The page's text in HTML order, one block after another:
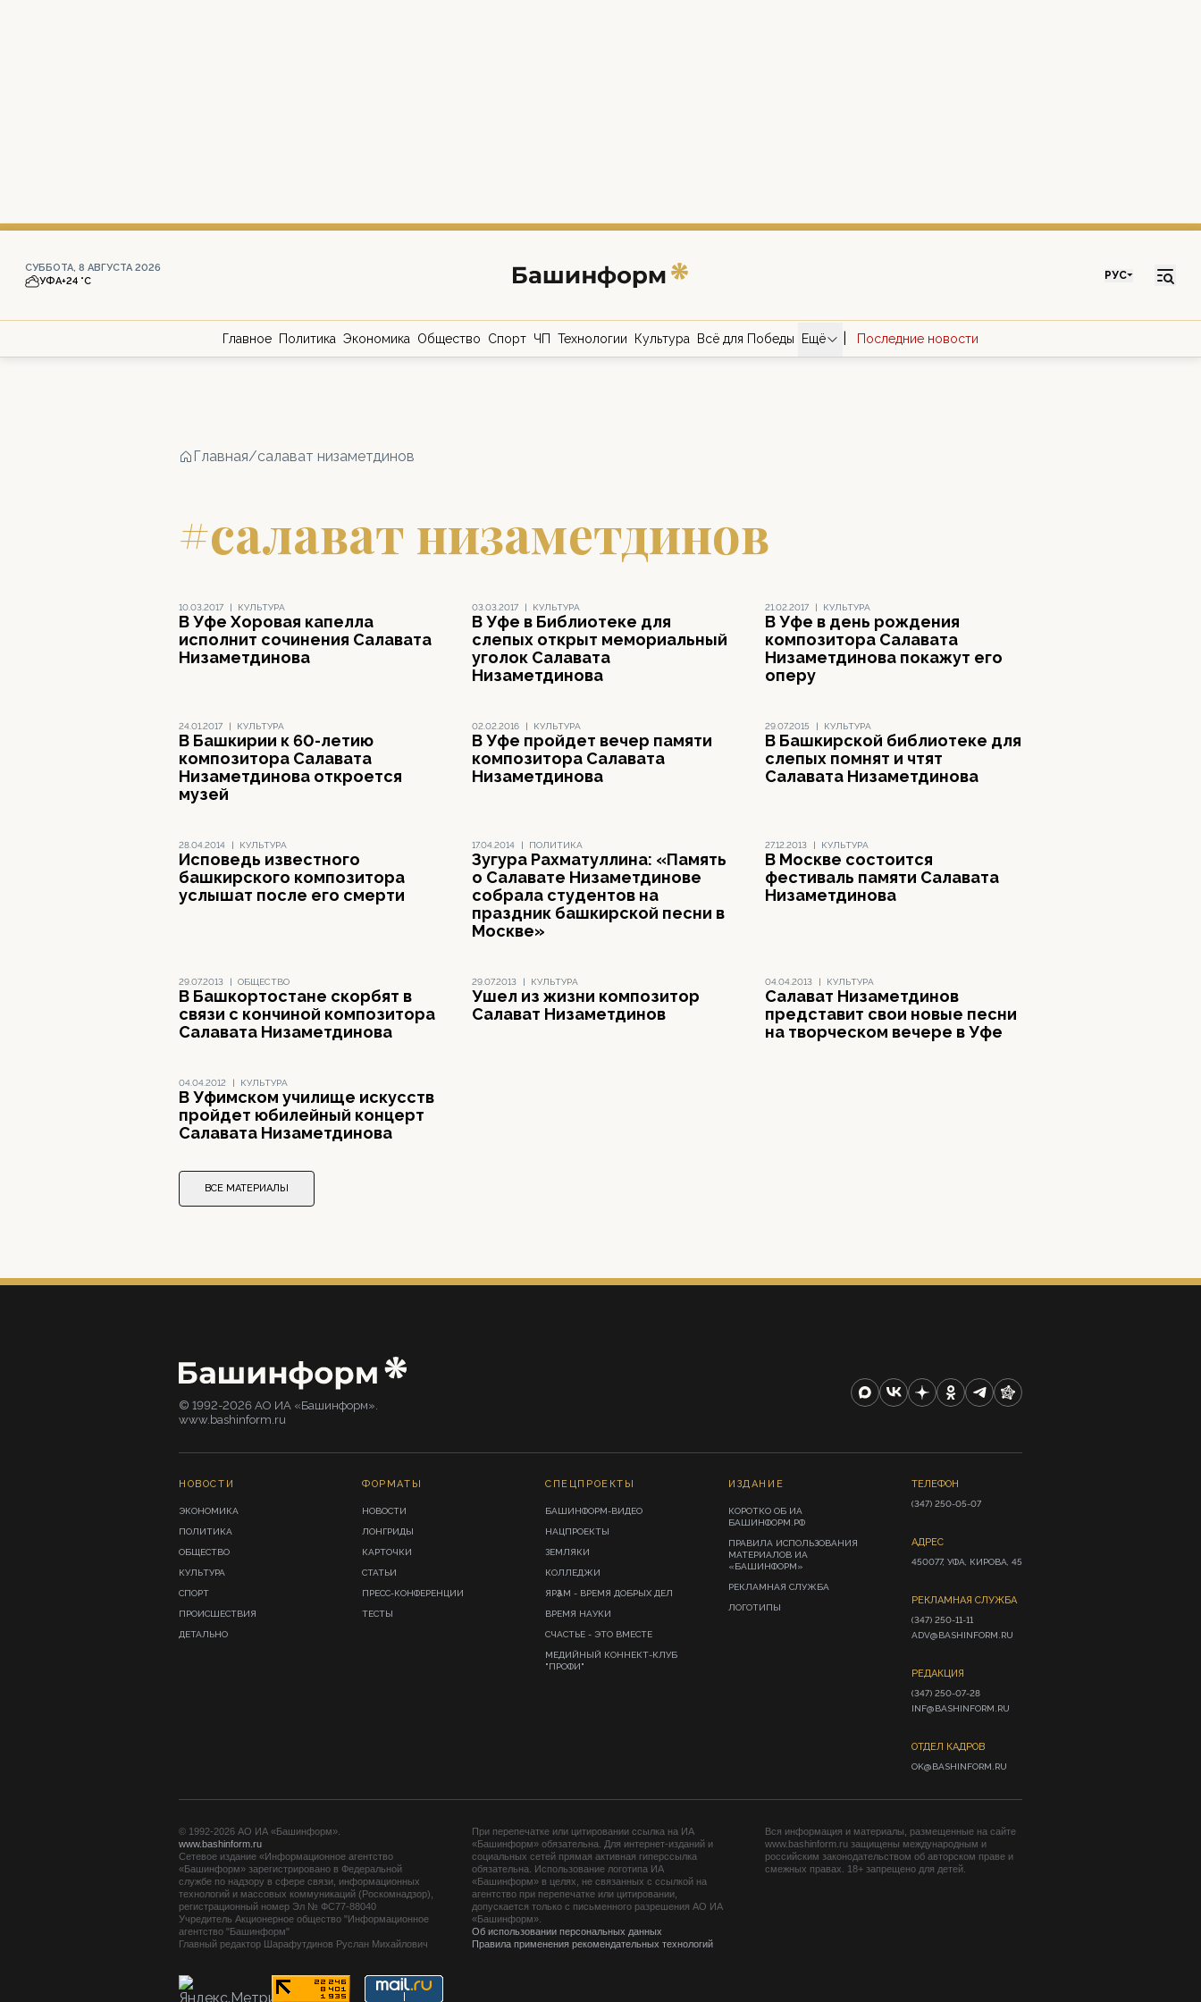
СУББОТА, 8 АВГУСТА 2026
УФА+24 °С РУС
Главное Политика Экономика Общество Спорт ЧП Технологии Культура Всё для Победы Ещё Последние новости
Главная/салават низаметдинов
#салават низаметдинов
10.03.2017 | КУЛЬТУРА
В Уфе Хоровая капелла
исполнит сочинения Салавата
Низаметдинова
03.03.2017 | КУЛЬТУРА
В Уфе в Библиотеке для
слепых открыт мемориальный
уголок Салавата
Низаметдинова
21.02.2017 | КУЛЬТУРА
В Уфе в день рождения
композитора Салавата
Низаметдинова покажут его
оперу
24.01.2017 | КУЛЬТУРА
В Башкирии к 60-летию
композитора Салавата
Низаметдинова откроется
музей
02.02.2016 | КУЛЬТУРА
В Уфе пройдет вечер памяти
композитора Салавата
Низаметдинова
29.07.2015 | КУЛЬТУРА
В Башкирской библиотеке для
слепых помнят и чтят
Салавата Низаметдинова
28.04.2014 | КУЛЬТУРА
Исповедь известного
башкирского композитора
услышат после его смерти
17.04.2014 | ПОЛИТИКА
Зугура Рахматуллина: «Память
о Салавате Низаметдинове
собрала студентов на
праздник башкирской песни в
Москве»
27.12.2013 | КУЛЬТУРА
В Москве состоится
фестиваль памяти Салавата
Низаметдинова
29.07.2013 | ОБЩЕСТВО
В Башкортостане скорбят в
связи с кончиной композитора
Салавата Низаметдинова
29.07.2013 | КУЛЬТУРА
Ушел из жизни композитор
Салават Низаметдинов
04.04.2013 | КУЛЬТУРА
Салават Низаметдинов
представит свои новые песни
на творческом вечере в Уфе
04.04.2012 | КУЛЬТУРА
В Уфимском училище искусств
пройдет юбилейный концерт
Салавата Низаметдинова
ВСЕ МАТЕРИАЛЫ
© 1992-2026 АО ИА «Башинформ».
www.bashinform.ru
НОВОСТИ
ЭКОНОМИКА
ПОЛИТИКА
ОБЩЕСТВО
КУЛЬТУРА
СПОРТ
ПРОИСШЕСТВИЯ
ДЕТАЛЬНО
ФОРМАТЫ
НОВОСТИ
ЛОНГРИДЫ
КАРТОЧКИ
СТАТЬИ
ПРЕСС-КОНФЕРЕНЦИИ
ТЕСТЫ
СПЕЦПРОЕКТЫ
БАШИНФОРМ-ВИДЕО
НАЦПРОЕКТЫ
ЗЕМЛЯКИ
КОЛЛЕДЖИ
ЯРҘАМ - ВРЕМЯ ДОБРЫХ ДЕЛ
ВРЕМЯ НАУКИ
СЧАСТЬЕ - ЭТО ВМЕСТЕ
МЕДИЙНЫЙ КОННЕКТ-КЛУБ
"ПРОФИ"
ИЗДАНИЕ
КОРОТКО ОБ ИА
БАШИНФОРМ.РФ
ПРАВИЛА ИСПОЛЬЗОВАНИЯ
МАТЕРИАЛОВ ИА
«БАШИНФОРМ»
РЕКЛАМНАЯ СЛУЖБА
ЛОГОТИПЫ
ТЕЛЕФОН
(347) 250-05-07
АДРЕС
450077, УФА, КИРОВА, 45
РЕКЛАМНАЯ СЛУЖБА
(347) 250-11-11
ADV@BASHINFORM.RU
РЕДАКЦИЯ
(347) 250-07-28
INF@BASHINFORM.RU
ОТДЕЛ КАДРОВ
OK@BASHINFORM.RU
© 1992-2026 АО ИА «Башинформ».
www.bashinform.ru
Сетевое издание «Информационное агентство
«Башинформ» зарегистрировано в Федеральной
службе по надзору в сфере связи, информационных
технологий и массовых коммуникаций (Роскомнадзор),
регистрационный номер Эл № ФС77-88040
Учредитель Акционерное общество "Информационное
агентство "Башинформ"
Главный редактор Шарафутдинов Руслан Михайлович
При перепечатке или цитировании ссылка на ИА
«Башинформ» обязательна. Для интернет-изданий и
социальных сетей прямая активная гиперссылка
обязательна. Использование логотипа ИА
«Башинформ» в целях, не связанных с ссылкой на
агентство при перепечатке или цитировании,
допускается только с письменного разрешения АО ИА
«Башинформ».
Об использовании персональных данных
Правила применения рекомендательных технологий
Вся информация и материалы, размещенные на сайте
www.bashinform.ru защищены международным и
российским законодательством об авторском праве и
смежных правах. 18+ запрещено для детей.